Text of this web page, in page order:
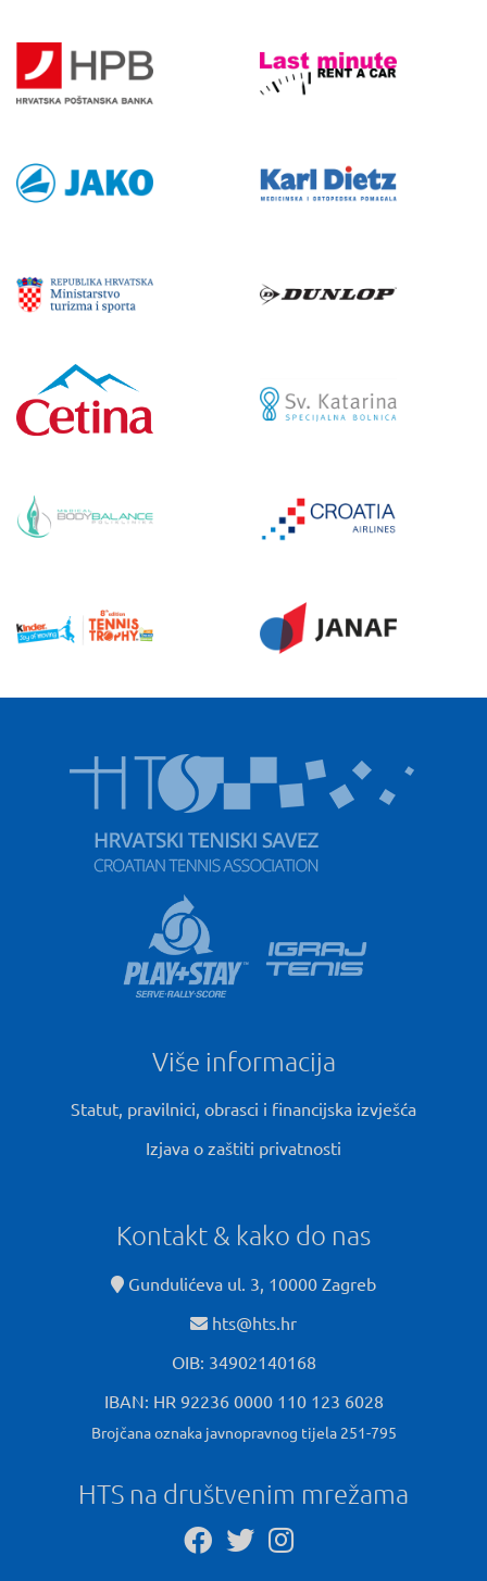
Više informacija
Statut, pravilnici, obrasci i financijska izvješća
Izjava o zaštiti privatnosti
Kontakt & kako do nas
Gundulićeva ul. 3, 10000 Zagreb
hts@hts.hr
OIB: 34902140168
IBAN: HR 92236 0000 110 123 6028
Brojčana oznaka javnopravnog tijela 251-795
HTS na društvenim mrežama